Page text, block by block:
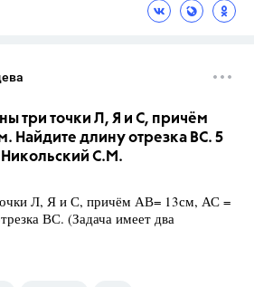
три точки Л, Я и С, причём
Найдите длину отрезка ВС. 5
Никольский С.М.
Л, Я и С, причём АВ= 13см, АС =
ВС. (Задача имеет два